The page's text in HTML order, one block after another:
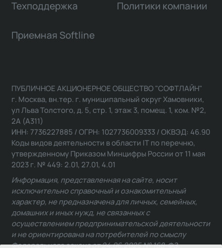
Техподдержка Политики компании
Приемная Softline
ПУБЛИЧНОЕ АКЦИОНЕРНОЕ ОБЩЕСТВО "СОФТЛАЙН"
г. Москва, вн.тер. г. муниципальный округ Хамовники,
ул Льва Толстого, д. 5, стр. 1, этаж 3, помещ. 1, ком. №2,
2А (А311)
ИНН: 7736227885 / ОГРН: 1027736009333 / ОКВЭД: 46.90
Коды видов деятельности в области IT по перечню,
утвержденному Приказом Минцифры России от 11 мая
2023 г. № 449: 2.01, 27.01, 4.01
Информация, представленная на сайте, носит
исключительно справочный и ознакомительный
характер, не предназначена для личных, семейных,
домашних и иных нужд, не связанных с
осуществлением предпринимательской деятельности
и не ориентирована на потребителей по смыслу
Федерального закона от 24.06.2025 № 168-ФЗ.